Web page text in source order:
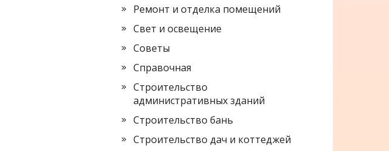
Ремонт и отделка помещений
Свет и освещение
Советы
Справочная
Строительство
административных зданий
Строительство бань
Строительство дач и коттеджей